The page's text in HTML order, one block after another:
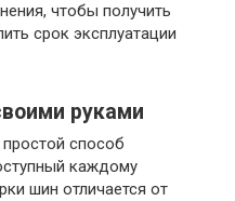
чтобы получить
срок эксплуатации
руками
способ
каждому
шин отличается от